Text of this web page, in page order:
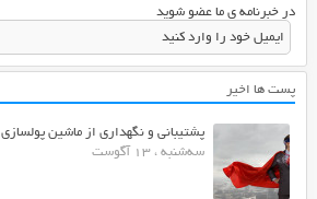
در خبرنامه ی ما عضو شوید
پست ها اخیر
پشتیبانی و نگهداری از ماشین پولسازی
سه‌شنبه ، 13 آگوست